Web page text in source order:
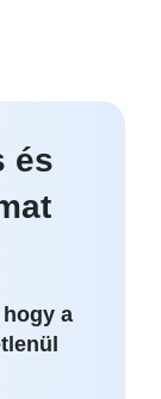
és
a